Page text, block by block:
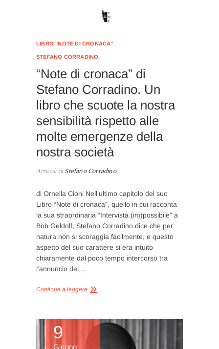
LIBRO "NOTE DI CRONACA"
STEFANO CORRADINO
“Note di cronaca” di
Stefano Corradino. Un
libro che scuote la nostra
sensibilità rispetto alle
molte emergenze della
nostra società
Articoli diStefano Corradino
di Ornella Cioni Nell’ultimo capitolo del suo
Libro “Note di cronaca”, quello in cui racconta
la sua straordinaria “Intervista (im)possibile” a
Bob Geldolf, Stefano Corradino dice che per
natura non si scoraggia facilmente, e questo
aspetto del suo carattere si era intuito
chiaramente dal poco tempo intercorso tra
l’annuncio del…
Continua a leggere
9
Giugno